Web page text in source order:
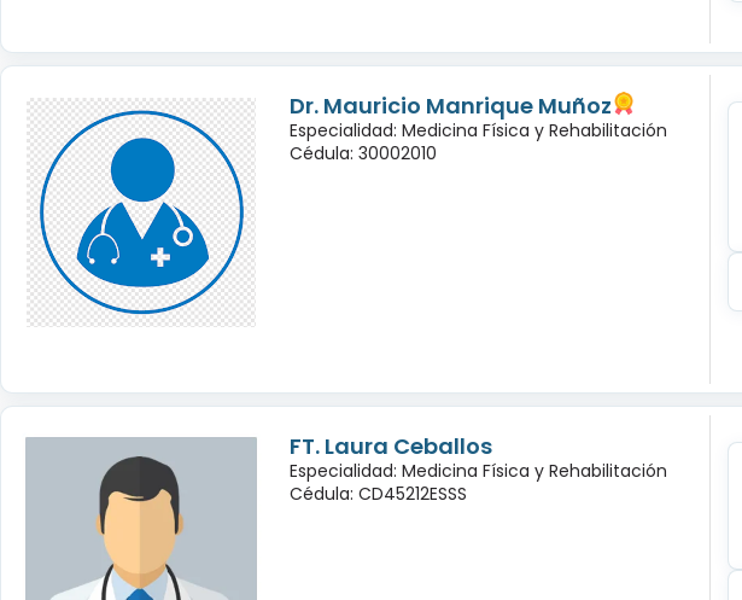
Dr. Mauricio Manrique Muñoz
Especialidad: Medicina Física y Rehabilitación
Cédula: 30002010
FT. Laura Ceballos
Especialidad: Medicina Física y Rehabilitación
Cédula: CD45212ESSS